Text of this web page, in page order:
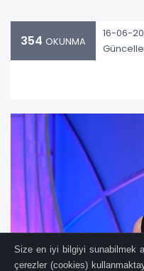
354 OKUNMA
16-06-
Size en iyi bilgiyi sunabilmek
çerezler (cookies)